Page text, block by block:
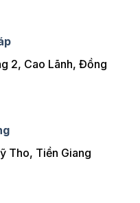
2, Cao Lãnh, Đồng
Tho, Tiền Giang